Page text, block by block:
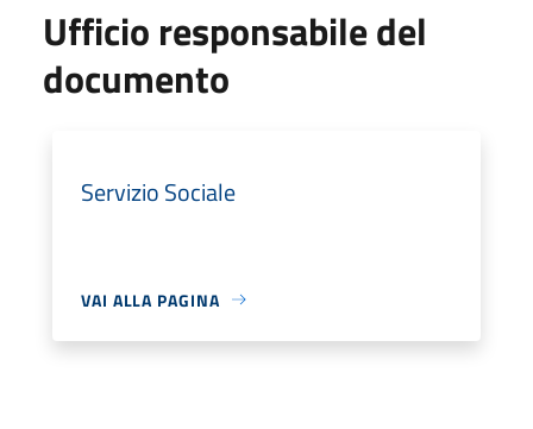
Ufficio responsabile del
documento
Servizio Sociale
VAI ALLA PAGINA